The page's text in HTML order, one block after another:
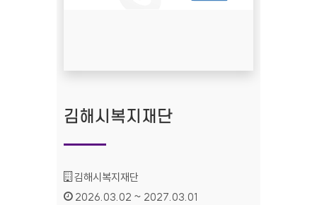
김해시복지재단
기관명 :
김해시복지재단
인증기간 :
2026.03.02 ~ 2027.03.01